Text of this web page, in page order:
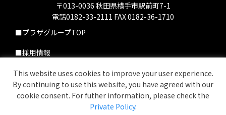
〒013-0036 秋田県横手市駅前町7-1
電話0182-33-2111 FAX 0182-36-1710
■プラザグループTOP
■採用情報
■個人情報保護方針
■お問い合わせ
copyright © 2006 PLAZA GROUP. All Reserved.
This website uses cookies to improve your user experience.
By continuing to use this website, you have agreed with our
cookie consent. For futher information, please check the
Private Policy.